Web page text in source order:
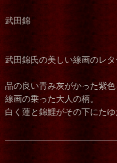
武田錦
武田錦氏の美しい線画のレタ
品の良い青み灰がかった紫
線画の乗った大人の柄。
白く蓮と錦鯉がその下にたゆ